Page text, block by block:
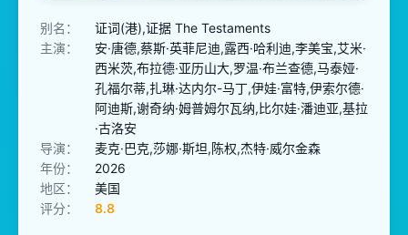
别名：
证词(港),证据 The Testaments
主演：
安·唐德,蔡斯·英菲尼迪,露西·哈利迪,李美宝,艾米·
西米茨,布拉德·亚历山大,罗温·布兰查德,马泰娅·
孔福尔蒂,扎琳·达内尔-马丁,伊娃·富特,伊索尔德·
阿迪斯,谢奇纳·姆普姆尔瓦纳,比尔娃·潘迪亚,基拉
·古洛安
导演：
麦克·巴克,莎娜·斯坦,陈权,杰特·威尔金森
年份：
2026
地区：
美国
评分：
8.8